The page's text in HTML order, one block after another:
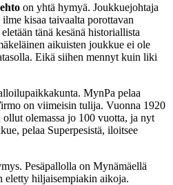
on yhtä hymyä. Joukkuejohtaja
kisaa taivaalta porottavan
tänä kesänä historiallista
aikuisten joukkue ei ole
Eikä siihen mennyt kuin liki
MynPa pelaa
on viimeisin tulija. Vuonna 1920
olemassa jo 100 vuotta, ja nyt
pelaa Superpesistä, iloitsee
Pesäpallolla on Mynämäellä
eletty hiljaisempiakin aikoja.